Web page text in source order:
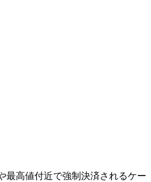
最高値付近で強制決済されるケー